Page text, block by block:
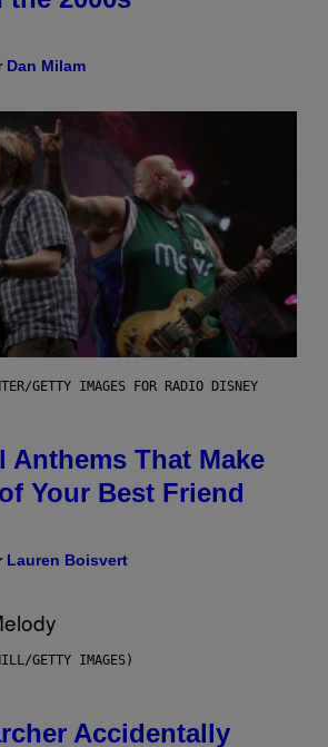
Dan Milam
GETTY IMAGES FOR RADIO DISNEY
Anthems That Make
Your Best Friend
Lauren Boisvert
GETTY IMAGES)
Accidentally